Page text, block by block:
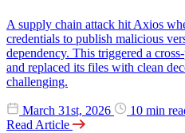
A supply chain attack hit Axios
credentials to publish malicious
dependency. This triggered a
and replaced its files with clean
challenging.
March 31st, 2026 10 min
Read Article